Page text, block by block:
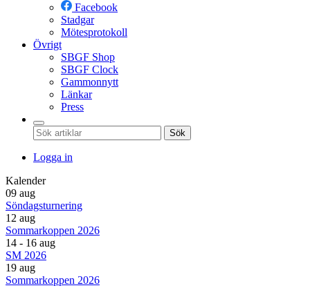
Facebook
Stadgar
Mötesprotokoll
Övrigt
SBGF Shop
SBGF Clock
Gammonnytt
Länkar
Press
Sök
Logga in
Kalender
09 aug
Söndagsturnering
12 aug
Sommarkoppen 2026
14 - 16 aug
SM 2026
19 aug
Sommarkoppen 2026